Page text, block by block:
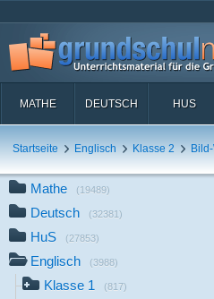
MATHE DEUTSCH HUS
Startseite Englisch Klasse 2
Mathe (19489)
Deutsch (32381)
HuS (27853)
Englisch (3988)
Klasse 1 (817)